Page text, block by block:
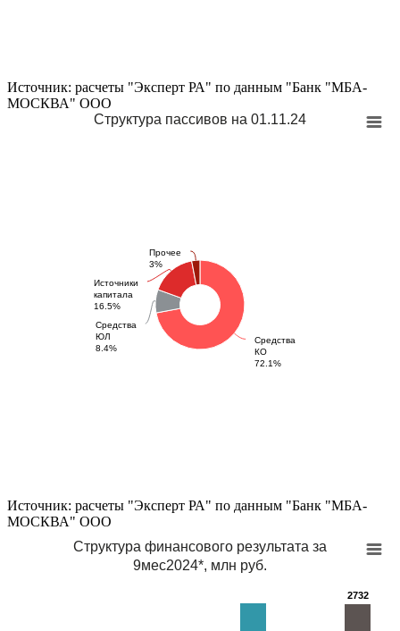
Источник: расчеты "Эксперт РА" по данным "Банк "МБА-
МОСКВА" ООО
Структура пассивов на 01.11.24
Средства
КО
72.1%
Средства
ЮЛ
8.4%
Источники
капитала
16.5%
Прочее
3%
Источник: расчеты "Эксперт РА" по данным "Банк "МБА-
МОСКВА" ООО
Структура финансового результата за
9мес2024*, млн руб.
2732
2732